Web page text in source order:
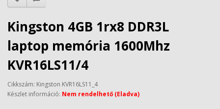
Kingston 4GB 1rx8 DDR3L
laptop memória 1600Mhz
KVR16LS11/4
Cikkszám: Kingston KVR16LS11_4
Készlet információ: Nem rendelhető (Eladva)